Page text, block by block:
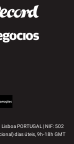
PORTUGAL | NIF: 502
dias úteis, 9h-18h GMT